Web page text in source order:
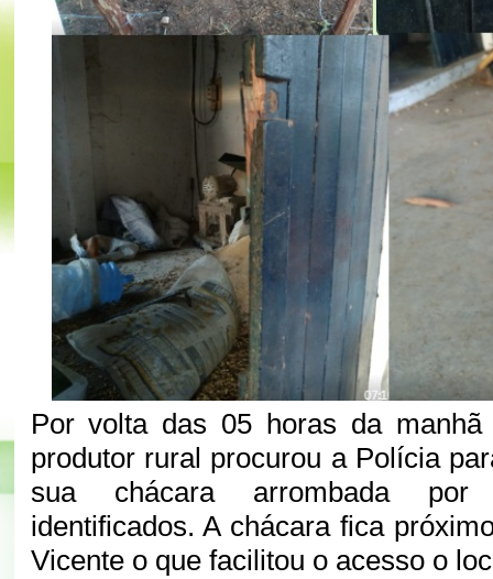
Por volta das 05 horas da
produtor rural procurou a Polícia
sua chácara arrombada por
identificados. A chácara fica
Vicente o que facilitou o acesso o